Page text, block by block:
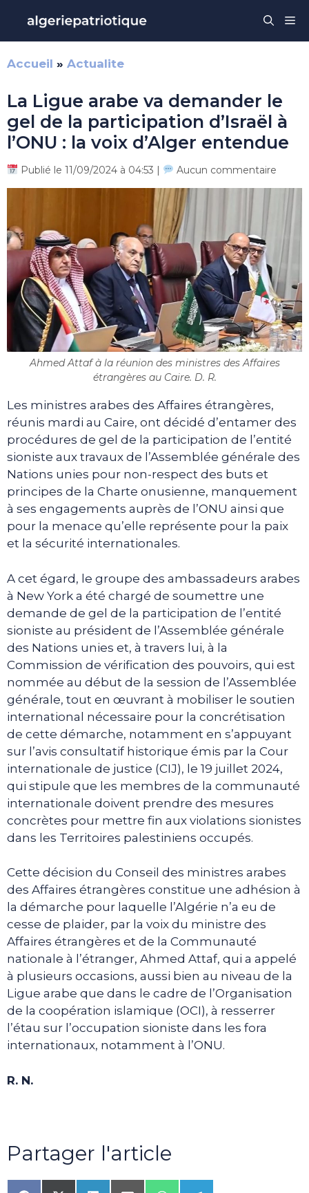
contenu
Accueil » Actualite
La Ligue arabe va demander le
gel de la participation d’Israël à
l’ONU : la voix d’Alger entendue
Publié le 11/09/2024 à 04:53 | Aucun commentaire
Ahmed Attaf à la réunion des ministres des Affaires
étrangères au Caire. D. R.
Les ministres arabes des Affaires étrangères,
réunis mardi au Caire, ont décidé d’entamer des
procédures de gel de la participation de l’entité
sioniste aux travaux de l’Assemblée générale des
Nations unies pour non-respect des buts et
principes de la Charte onusienne, manquement
à ses engagements auprès de l’ONU ainsi que
pour la menace qu’elle représente pour la paix
et la sécurité internationales.
A cet égard, le groupe des ambassadeurs arabes
à New York a été chargé de soumettre une
demande de gel de la participation de l’entité
sioniste au président de l’Assemblée générale
des Nations unies et, à travers lui, à la
Commission de vérification des pouvoirs, qui est
nommée au début de la session de l’Assemblée
générale, tout en œuvrant à mobiliser le soutien
international nécessaire pour la concrétisation
de cette démarche, notamment en s’appuyant
sur l’avis consultatif historique émis par la Cour
internationale de justice (CIJ), le 19 juillet 2024,
qui stipule que les membres de la communauté
internationale doivent prendre des mesures
concrètes pour mettre fin aux violations sionistes
dans les Territoires palestiniens occupés.
Cette décision du Conseil des ministres arabes
des Affaires étrangères constitue une adhésion à
la démarche pour laquelle l’Algérie n’a eu de
cesse de plaider, par la voix du ministre des
Affaires étrangères et de la Communauté
nationale à l’étranger, Ahmed Attaf, qui a appelé
à plusieurs occasions, aussi bien au niveau de la
Ligue arabe que dans le cadre de l’Organisation
de la coopération islamique (OCI), à resserrer
l’étau sur l’occupation sioniste dans les fora
internationaux, notamment à l’ONU.
R. N.
Partager l'article